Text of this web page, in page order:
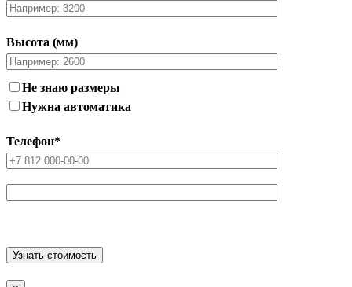
Высота (мм)
Не знаю размеры
Нужна автоматика
Телефон*